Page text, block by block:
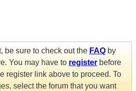
be sure to check out the FAQ by
You may have to register before
register link above to proceed. To
select the forum that you want